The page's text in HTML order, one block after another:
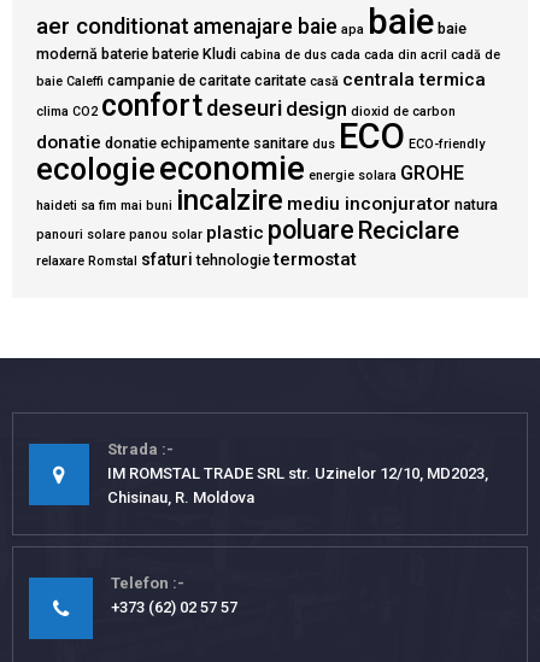
aer conditionat amenajare baie apa baie baie
modernă baterie baterie Kludi cabina de dus cada cada din acril cadă de
baie Caleffi campanie de caritate caritate casă centrala termica
clima CO2 confortdeseuri design dioxid de carbon
donatie donatie echipamente sanitare dus ECO ECO-friendly
ecologieeconomie energie solara GROHE
haideti sa fim mai buni incalzire mediu inconjurator natura
panouri solare panou solar plastic poluare Reciclare
relaxare Romstal sfaturi tehnologie termostat
Strada
IM ROMSTAL TRADE SRL str. Uzinelor 12/10, MD2023,
Chisinau, R. Moldova
Telefon
+373 (62) 02 57 57